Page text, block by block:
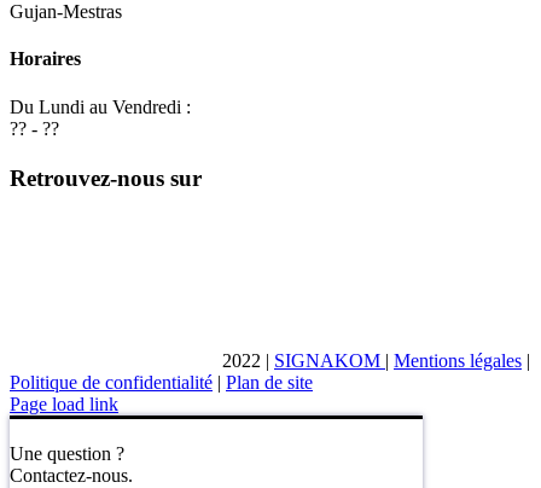
Gujan-Mestras
Horaires
Du Lundi au Vendredi :
?? - ??
Retrouvez-nous sur
2022 | SIGNAKOM | Mentions légales |
Politique de confidentialité | Plan de site
Page load link
Une question ?
Contactez-nous.